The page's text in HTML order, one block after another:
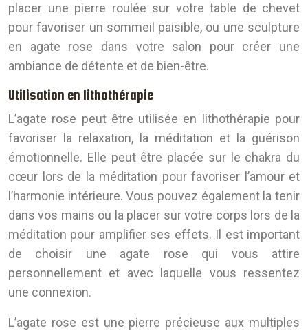
placer une pierre roulée sur votre table de chevet
pour favoriser un sommeil paisible, ou une sculpture
en agate rose dans votre salon pour créer une
ambiance de détente et de bien-être.
Utilisation en lithothérapie
L’agate rose peut être utilisée en lithothérapie pour
favoriser la relaxation, la méditation et la guérison
émotionnelle. Elle peut être placée sur le chakra du
cœur lors de la méditation pour favoriser l’amour et
l’harmonie intérieure. Vous pouvez également la tenir
dans vos mains ou la placer sur votre corps lors de la
méditation pour amplifier ses effets. Il est important
de choisir une agate rose qui vous attire
personnellement et avec laquelle vous ressentez
une connexion.
L’agate rose est une pierre précieuse aux multiples